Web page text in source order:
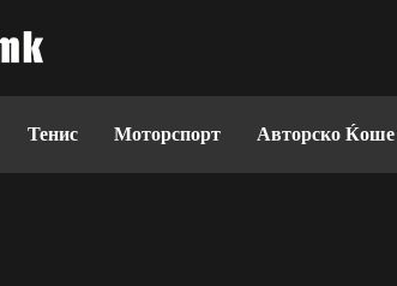
Тенис Моторспорт Авторско Ќоше